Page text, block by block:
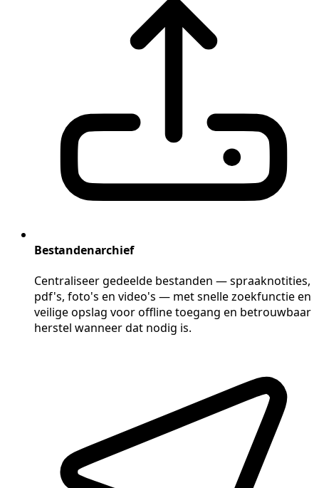
Bestandenarchief
Centraliseer gedeelde bestanden — spraaknotities,
pdf's, foto's en video's — met snelle zoekfunctie en
veilige opslag voor offline toegang en betrouwbaar
herstel wanneer dat nodig is.